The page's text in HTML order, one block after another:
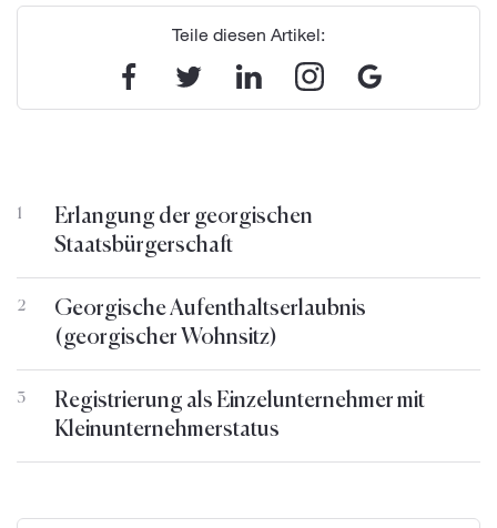
Teile diesen Artikel:
1
Erlangung der georgischen
Staatsbürgerschaft
2
Georgische Aufenthaltserlaubnis
(georgischer Wohnsitz)
3
Registrierung als Einzelunternehmer mit
Kleinunternehmerstatus